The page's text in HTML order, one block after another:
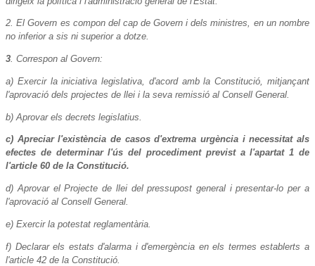
2. El Govern es compon del cap de Govern i dels ministres, en un nombre
no inferior a sis ni superior a dotze.
3. Correspon al Govern:
a) Exercir la iniciativa legislativa, d'acord amb la Constitució, mitjançant
l'aprovació dels projectes de llei i la seva remissió al Consell General.
b) Aprovar els decrets legislatius.
c) Apreciar l'existència de casos d'extrema urgència i necessitat als
efectes de determinar l'ús del procediment previst a l'apartat 1 de
l'article 60 de la Constitució.
d) Aprovar el Projecte de llei del pressupost general i presentar-lo per a
l'aprovació al Consell General.
e) Exercir la potestat reglamentària.
f) Declarar els estats d'alarma i d'emergència en els termes establerts a
l'article 42 de la Constitució.